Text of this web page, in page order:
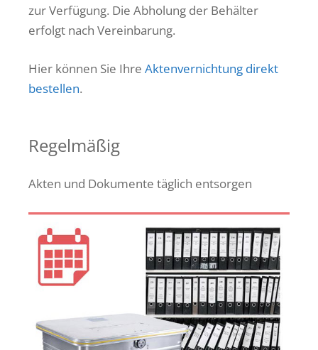
zur Verfügung. Die Abholung der Behälter
erfolgt nach Vereinbarung.
Hier können Sie Ihre Aktenvernichtung direkt
bestellen.
Regelmäßig
Akten und Dokumente täglich entsorgen